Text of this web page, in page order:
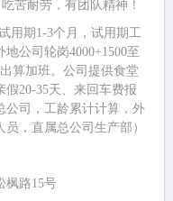
苦耐劳，有团队精神！
用期1-3个月，试用期工
公司轮岗4000+1500至
算加班。公司提供食堂
20-35天、来回车费报
公司，工龄累计计算，外
，直属总公司生产部）
枫路15号